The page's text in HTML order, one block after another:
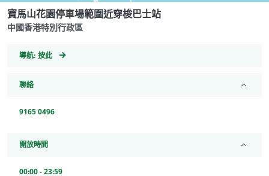
中國香港特別行政區
寶馬山花園停車場範圍近穿梭巴士站
導航: GeoCoordinates
按此
聯絡
9165 0496
開放時間
00:00 - 23:59